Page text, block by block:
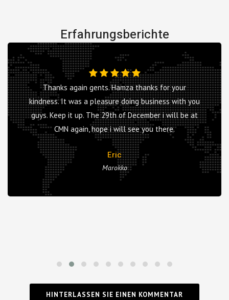
Erfahrungsberichte
Thanks again gents. Hamza thanks for your
kindness. It was a pleasure doing business with you
guys. Keep it up. The 29th of December i will be at
CMN again, hope i will see you there.
Eric
Marokko
HINTERLASSEN SIE EINEN KOMMENTAR